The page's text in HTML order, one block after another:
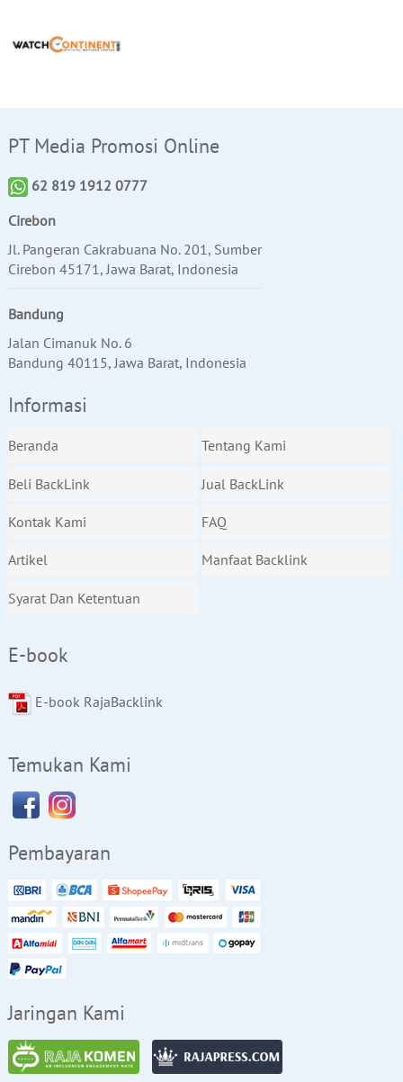
PT Media Promosi Online
62 819 1912 0777
Cirebon
Jl. Pangeran Cakrabuana No. 201, Sumber
Cirebon 45171, Jawa Barat, Indonesia
Bandung
Jalan Cimanuk No. 6
Bandung 40115, Jawa Barat, Indonesia
Informasi
Beranda Tentang Kami
Beli BackLink Jual BackLink
Kontak Kami FAQ
Artikel Manfaat Backlink
Syarat Dan Ketentuan
E-book
E-book RajaBacklink
Temukan Kami
Pembayaran
Jaringan Kami